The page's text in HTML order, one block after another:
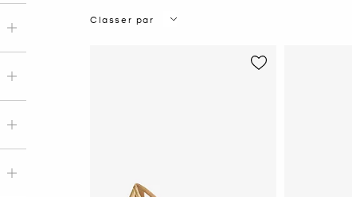
Classer par